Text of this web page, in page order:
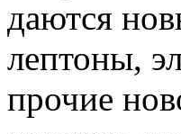
даются
лептоны,
прочие